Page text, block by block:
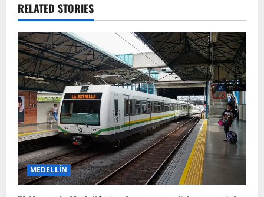
v
i
g
a
t
i
o
n
RELATED STORIES
MEDELLÍN